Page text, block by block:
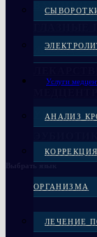
Услуги
АНАЛИЗ
ОРГАНИЗМА
ЛЕЧЕНИЕ
ВАКЦИНЫ
Выбрать язык